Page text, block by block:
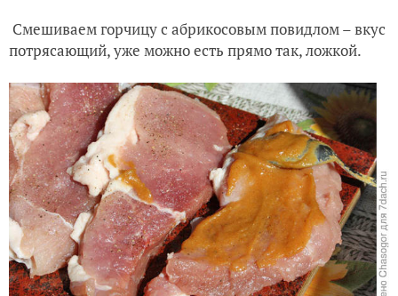
Смешиваем горчицу с абрикосовым повидлом – вкус
потрясающий, уже можно есть прямо так, ложкой.